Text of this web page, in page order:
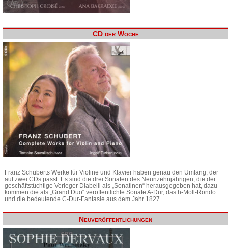
CD der Woche
Franz Schuberts Werke für Violine und Klavier haben genau den Umfang, der
auf zwei CDs passt. Es sind die drei Sonaten des Neunzehnjährigen, die der
geschäftstüchtige Verleger Diabelli als „Sonatinen“ herausgegeben hat, dazu
kommen die als „Grand Duo“ veröffentlichte Sonate A-Dur, das h-Moll-Rondo
und die bedeutende C-Dur-Fantasie aus dem Jahr 1827.
Neuveröffentlichungen